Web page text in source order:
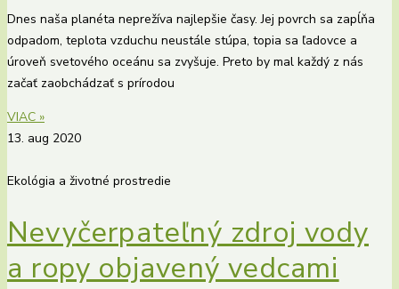
Dnes naša planéta neprežíva najlepšie časy. Jej povrch sa zapĺňa
odpadom, teplota vzduchu neustále stúpa, topia sa ľadovce a
úroveň svetového oceánu sa zvyšuje. Preto by mal každý z nás
začať zaobchádzať s prírodou
VIAC »
13. aug 2020
Ekológia a životné prostredie
Nevyčerpateľný zdroj vody
a ropy objavený vedcami